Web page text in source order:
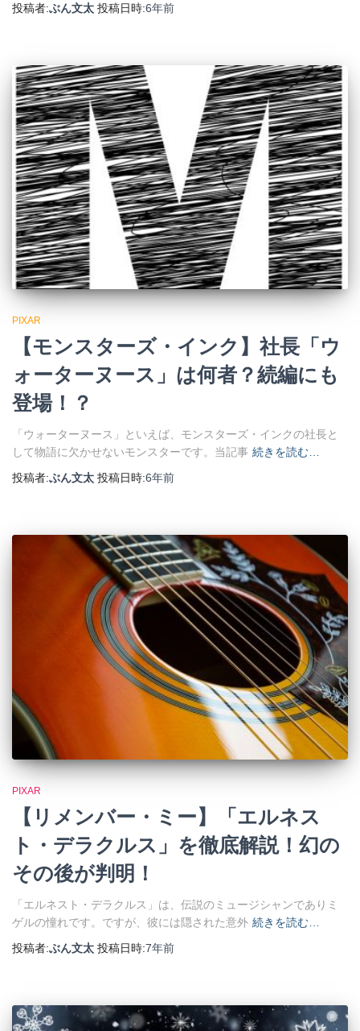
投稿者:ぶん文太 投稿日時:6年前
PIXAR
【モンスターズ・インク】社長「ウ
ォーターヌース」は何者？続編にも
登場！？
「ウォーターヌース」といえば、モンスターズ・インクの社長と
して物語に欠かせないモンスターです。当記事 続きを読む…
投稿者:ぶん文太 投稿日時:6年前
PIXAR
【リメンバー・ミー】「エルネス
ト・デラクルス」を徹底解説！幻の
その後が判明！
「エルネスト・デラクルス」は、伝説のミュージシャンでありミ
ゲルの憧れです。ですが、彼には隠された意外 続きを読む…
投稿者:ぶん文太 投稿日時:7年前